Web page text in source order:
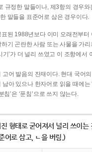
규정한 말들이나, 제3항의 경우와
말들을 표준어로 삼은 경우이다.
된 1988년보다 이미 오래전부터
기 곤란한 사람 또는 사물을 가
기’가 더 널리 쓰였고 이 조항에서
고어 발음의 잔재이다. 현대 국어의
남아 있으나 한자어로 읽을 때에는
침’은 ‘푼침’으로 쓰지 않는다.
형태로 굳어져서 널리 쓰이는
어로 삼고, ㄴ을 버림.)